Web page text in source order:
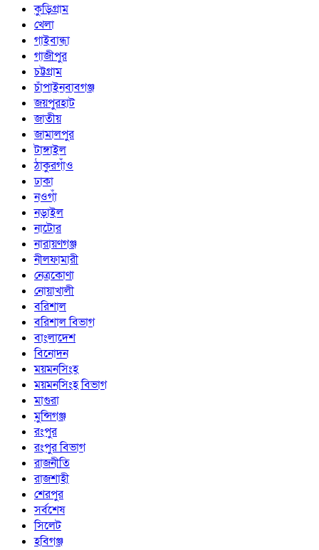
কুড়িগ্রাম
খেলা
গাইবান্ধা
গাজীপুর
চট্টগ্রাম
চাঁপাইনবাবগঞ্জ
জয়পুরহাট
জাতীয়
জামালপুর
টাঙ্গাইল
ঠাকুরগাঁও
ঢাকা
নওগাঁ
নড়াইল
নাটোর
নারায়ণগঞ্জ
নীলফামারী
নেত্রকোণা
নোয়াখালী
বরিশাল
বরিশাল বিভাগ
বাংলাদেশ
বিনোদন
ময়মনসিংহ
ময়মনসিংহ বিভাগ
মাগুরা
মুন্সিগঞ্জ
রংপুর
রংপুর বিভাগ
রাজনীতি
রাজশাহী
শেরপুর
সর্বশেষ
সিলেট
হবিগঞ্জ